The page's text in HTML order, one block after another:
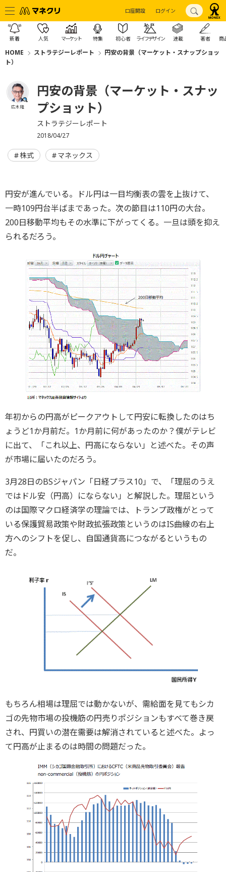
口座開設 ログイン
新着 人気 マーケット 特集 初心者 ライフデザイン 連載 著者 商
HOME ストラテジーレポート
円安の背景（マーケット・スナップショッ
ト）
広木 隆
円安の背景（マーケット・スナッ
プショット）
ストラテジーレポート
2018/04/27
株式 マネックス
円安が進んでいる。ドル円は一目均衡表の雲を上抜けて、
一時109円台半ばまであった。次の節目は110円の大台。
200日移動平均もその水準に下がってくる。一旦は頭を抑え
られるだろう。
年初からの円高がピークアウトして円安に転換したのはち
ょうど1か月前だ。1か月前に何があったのか？僕がテレビ
に出て、「これ以上、円高にならない」と述べた。その声
が市場に届いたのだろう。
3月28日のBSジャパン「日経プラス10」で、「理屈のうえ
ではドル安（円高）にならない」と解説した。理屈という
のは国際マクロ経済学の理論では、トランプ政権がとって
いる保護貿易政策や財政拡張政策というのはIS曲線の右上
方へのシフトを促し、自国通貨高につながるというもの
だ。
もちろん相場は理屈では動かないが、需給面を見てもシカ
ゴの先物市場の投機筋の円売りポジションもすべて巻き戻
され、円買いの潜在需要は解消されていると述べた。よっ
て円高が止まるのは時間の問題だった。